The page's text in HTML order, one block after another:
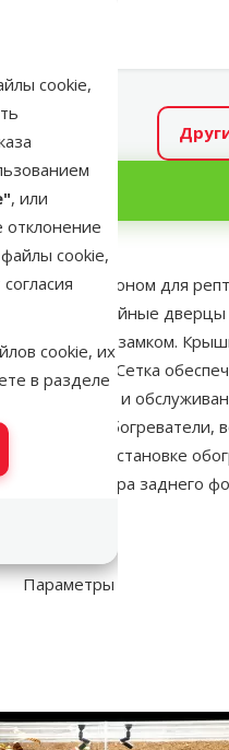
cookie,
, или
отклонение
cookie,
cookie, их
в разделе
с фоном для
Двойные
замком.
террариума. Сетка
и
террариума
простоту в установке
водоем. Текстура
Параметры